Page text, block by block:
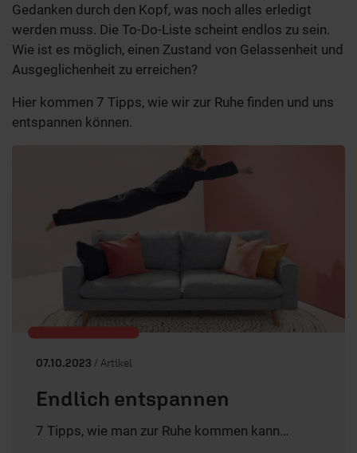
Gedanken durch den Kopf, was noch alles erledigt
werden muss. Die To-Do-Liste scheint endlos zu sein.
Wie ist es möglich, einen Zustand von Gelassenheit und
Ausgeglichenheit zu erreichen?
Hier kommen 7 Tipps, wie wir zur Ruhe finden und uns
entspannen können.
07.10.2023 / Artikel
Endlich entspannen
7 Tipps, wie man zur Ruhe kommen kann…